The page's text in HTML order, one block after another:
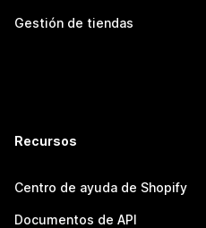
Gestión de tiendas
Recursos
Centro de ayuda de Shopify
Documentos de API